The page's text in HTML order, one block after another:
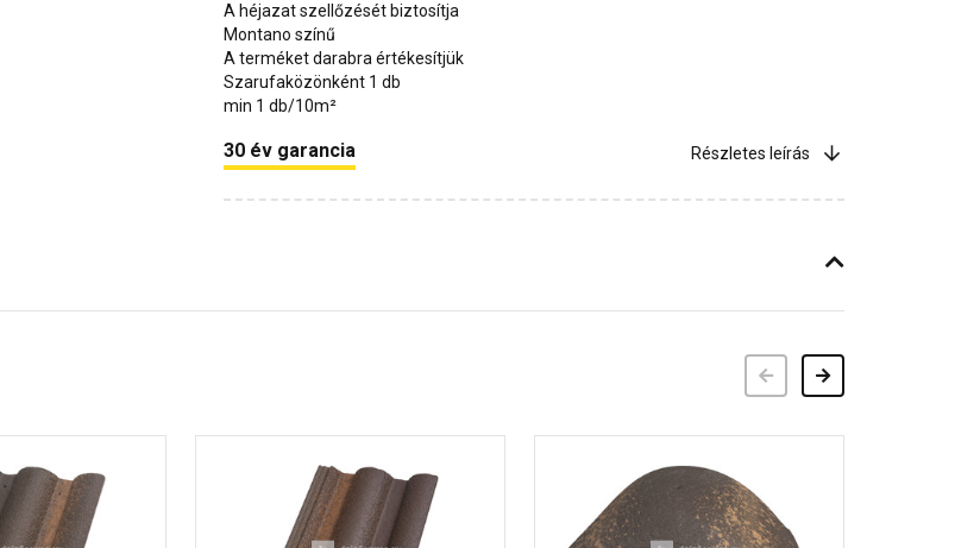
A héjazat szellőzését biztosítja
Montano színű
A terméket darabra értékesítjük
Szarufaközönként 1 db
min 1 db/10m²
30 év garancia Részletes leírás
Előző Következő